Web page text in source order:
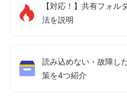
【対応！】共有フォル
法を説明
読み込めない・故障し
策を4つ紹介